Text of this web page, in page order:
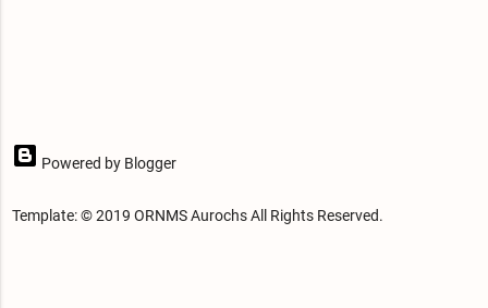
Powered by Blogger
Template: © 2019 ORNMS Aurochs All Rights Reserved.